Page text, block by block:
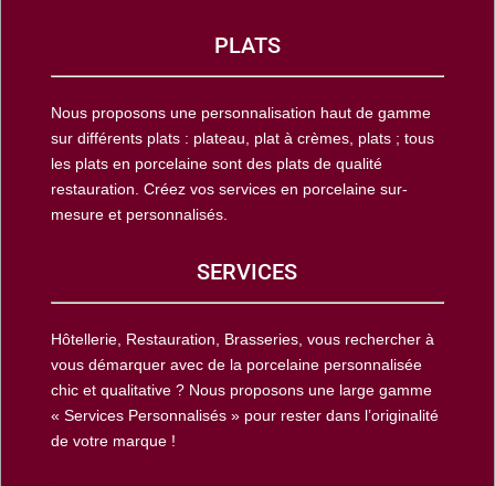
PLATS
Nous proposons une personnalisation haut de gamme
sur différents plats : plateau, plat à crèmes, plats ; tous
les plats en porcelaine sont des plats de qualité
restauration. Créez vos services en porcelaine sur-
mesure et personnalisés.
SERVICES
Hôtellerie, Restauration, Brasseries, vous rechercher à
vous démarquer avec de la porcelaine personnalisée
chic et qualitative ? Nous proposons une large gamme
« Services Personnalisés » pour rester dans l’originalité
de votre marque !